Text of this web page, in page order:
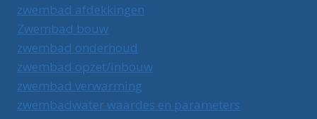
zwembad afdekkingen
Zwembad bouw
zwembad onderhoud
zwembad opzet/inbouw
zwembad verwarming
zwembadwater waardes en parameters